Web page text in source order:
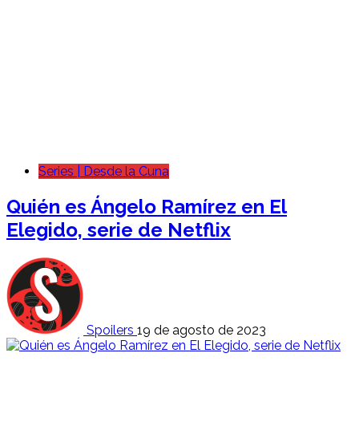
Series | Desde la Cuna
Quién es Ángelo Ramírez en El
Elegido, serie de Netflix
Spoilers 19 de agosto de 2023